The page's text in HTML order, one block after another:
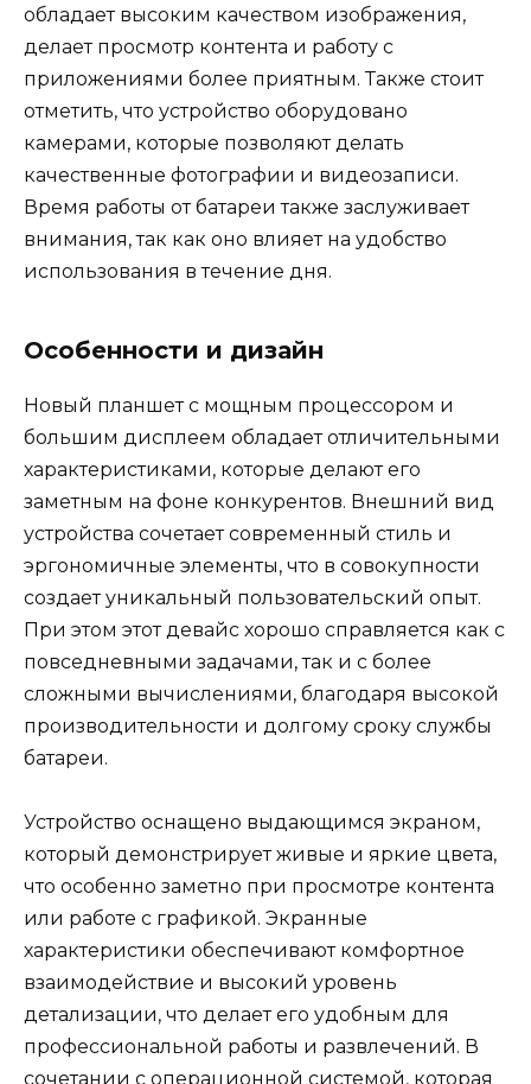
обладает высоким качеством изображения,
делает просмотр контента и работу с
приложениями более приятным. Также стоит
отметить, что устройство оборудовано
камерами, которые позволяют делать
качественные фотографии и видеозаписи.
Время работы от батареи также заслуживает
внимания, так как оно влияет на удобство
использования в течение дня.
Особенности и дизайн
Новый планшет с мощным процессором и
большим дисплеем обладает отличительными
характеристиками, которые делают его
заметным на фоне конкурентов. Внешний вид
устройства сочетает современный стиль и
эргономичные элементы, что в совокупности
создает уникальный пользовательский опыт.
При этом этот девайс хорошо справляется как с
повседневными задачами, так и с более
сложными вычислениями, благодаря высокой
производительности и долгому сроку службы
батареи.
Устройство оснащено выдающимся экраном,
который демонстрирует живые и яркие цвета,
что особенно заметно при просмотре контента
или работе с графикой. Экранные
характеристики обеспечивают комфортное
взаимодействие и высокий уровень
детализации, что делает его удобным для
профессиональной работы и развлечений. В
сочетании с операционной системой, которая